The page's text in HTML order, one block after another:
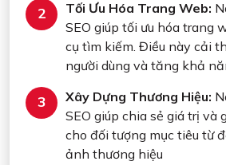
Tối Ưu Hóa Trang Web:
SEO giúp tối ưu hóa trang
cụ tìm kiếm. Điều này cải
người dùng và tăng khả
Xây Dựng Thương Hiệu:
SEO giúp chia sẻ giá trị và
cho đối tượng mục tiêu từ
ảnh thương hiệu